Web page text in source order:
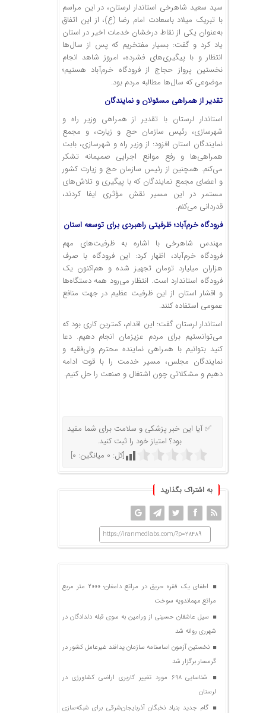
سید سعید شاهرخی استاندار لرستان، در این مراسم
با تبریک میلاد باسعادت امام رضا (ع)، از این اتفاق
به‌عنوان یکی از نقاط درخشان خدمات اخیر در استان
یاد کرد و گفت: بسیار مفتخریم که پس از سال‌ها
انتظار و با پیگیری‌های فشرده، امروز شاهد انجام
نخستین پرواز حجاج از فرودگاه خرم‌آباد هستیم؛
موضوعی که سال‌ها مطالبه مردم بود.
تقدیر از همراهی مسئولان و نمایندگان
استاندار لرستان با تقدیر از همراهی وزیر راه و
شهرسازی، رئیس سازمان حج و زیارت، و مجمع
نمایندگان استان افزود: از وزیر راه و شهرسازی، بابت
همراهی‌ها و رفع موانع اجرایی صمیمانه تشکر
می‌کنم. همچنین از رئیس سازمان حج و زیارت کشور
و اعضای مجمع نمایندگان که با پیگیری و تلاش‌های
مستمر در این مسیر نقش مؤثری ایفا کردند،
قدردانی می‌کنم.
فرودگاه خرم‌آباد؛ ظرفیتی راهبردی برای توسعه استان
مهندس شاهرخی با اشاره به ظرفیت‌های مهم
فرودگاه خرم‌آباد، اظهار کرد: این فرودگاه با صرف
هزاران میلیارد تومان تجهیز شده و هم‌اکنون یک
فرودگاه استاندارد است. انتظار می‌رود همه دستگاه‌ها
و اقشار استان از این ظرفیت عظیم در جهت منافع
عمومی استفاده کنند.
استاندار لرستان گفت: این اقدام، کمترین کاری بود که
می‌توانستیم برای مردم عزیزمان انجام دهیم. دعا
کنید بتوانیم با همراهی نماینده محترم ولی‌فقیه و
نمایندگان مجلس، مسیر خدمت را با قوت ادامه
دهیم و مشکلاتی چون اشتغال و صنعت را حل کنیم.
✅ آیا این خبر پزشکی و سلامت برای شما مفید
بود؟ امتیاز خود را ثبت کنید.
[کل: 0 میانگین: 0
]
به اشتراک بگذارید
https://iranmedlabs.com/?p=28489
اطفای یک فقره حریق در مراتع دامغان؛ ۲۰۰۰ متر مربع
مراتع مهماندویه سوخت
سیل عاشقان حسینی از ورامین به سوی قبله دلدادگان در
شهرری روانه شد
نخستین آزمون اساسنامه سازمان پدافند غیرعامل کشور در
گرمسار برگزار شد
شناسایی ۶۹۸ مورد تغییر کاربری اراضی کشاورزی در
لرستان
گام جدید بنیاد نخبگان آذربایجان‌شرقی برای شبکه‌سازی